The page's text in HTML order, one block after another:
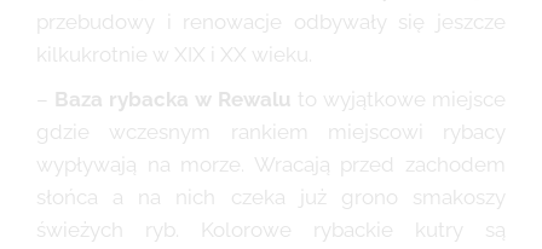
przebudowy i renowacje odbywały się jeszcze
kilkukrotnie w XIX i XX wieku.
– Baza rybacka w Rewalu to wyjątkowe miejsce
gdzie wczesnym rankiem miejscowi rybacy
wypływają na morze. Wracają przed zachodem
słońca a na nich czeka już grono smakoszy
świeżych ryb. Kolorowe rybackie kutry są